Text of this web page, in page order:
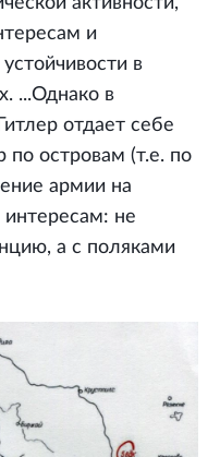
и
в
...Однако в
отдает себе
по островам (т.е. по
армии на
интересам: не
а с поляками